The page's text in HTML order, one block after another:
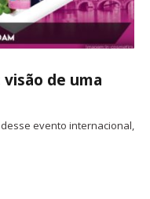
de uma
evento internacional,